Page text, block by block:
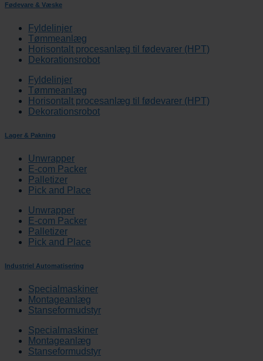
Fødevare & Væske
Fyldelinjer
Tømmeanlæg
Horisontalt procesanlæg til fødevarer (HPT)
Dekorationsrobot
Fyldelinjer
Tømmeanlæg
Horisontalt procesanlæg til fødevarer (HPT)
Dekorationsrobot
Lager & Pakning
Unwrapper
E-com Packer
Palletizer
Pick and Place
Unwrapper
E-com Packer
Palletizer
Pick and Place
Industriel Automatisering
Specialmaskiner
Montageanlæg
Stanseformudstyr
Specialmaskiner
Montageanlæg
Stanseformudstyr